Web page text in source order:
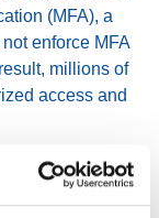
(MFA), a
enforce MFA
millions of
access and
action